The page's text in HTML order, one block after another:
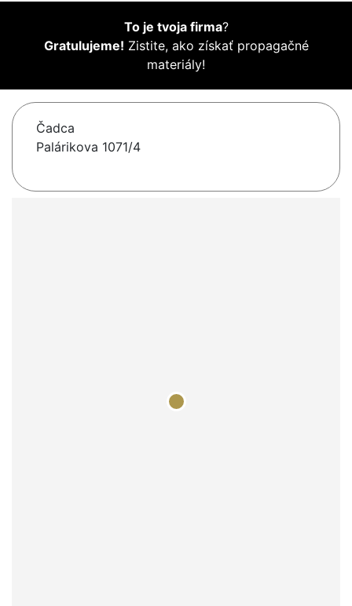
To je tvoja firma?
Gratulujeme! Zistite, ako získať propagačné
materiály!
Čadca
Palárikova 1071/4